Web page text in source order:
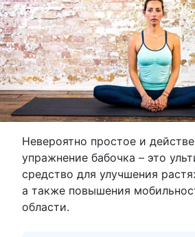
Невероятно простое и
упражнение бабочка – это
средство для улучшения
а также повышения
области.